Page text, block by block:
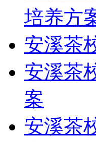
培养方
安溪茶
安溪茶
案
安溪茶